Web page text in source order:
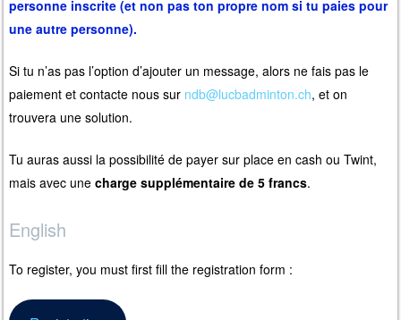
personne inscrite (et non pas ton propre nom si tu paies pour
une autre personne).
Si tu n’as pas l’option d’ajouter un message, alors ne fais pas le
paiement et contacte nous sur ndb@lucbadminton.ch, et on
trouvera une solution.
Tu auras aussi la possibilité de payer sur place en cash ou Twint,
mais avec unecharge supplémentaire de 5 francs.
English
To register, you must first fill the registration form :